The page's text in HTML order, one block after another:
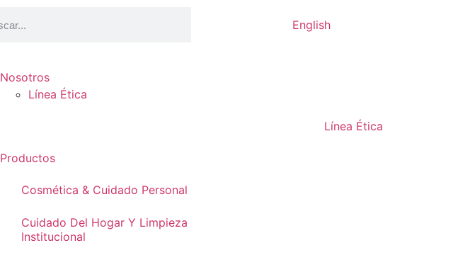
English
Nosotros
Línea Ética
Línea Ética
Productos
Cosmética & Cuidado Personal
Cuidado Del Hogar Y Limpieza
Institucional